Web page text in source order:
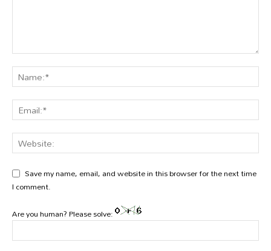
Save my name, email, and website in this browser for the next time
I comment.
Are you human? Please solve: